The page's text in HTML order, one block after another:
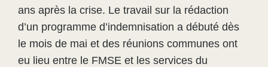
ans après la crise. Le travail sur la rédaction
d’un programme d’indemnisation a débuté dès
le mois de mai et des réunions communes ont
eu lieu entre le FMSE et les services du